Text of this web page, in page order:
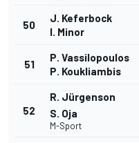
50
J. Keferbock
I. Minor
51
P. Vassilopoulos
P. Koukliambis
52
R. Jürgenson
S. Oja
M-Sport